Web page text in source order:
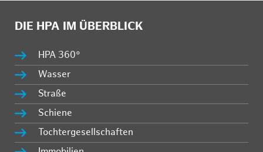
DIE HPA IM ÜBERBLICK
HPA 360°
Wasser
Straße
Schiene
Tochtergesellschaften